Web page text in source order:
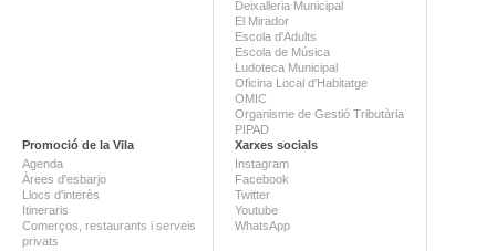
Deixalleria Municipal
El Mirador
Escola d'Adults
Escola de Música
Ludoteca Municipal
Oficina Local d'Habitatge
OMIC
Organisme de Gestió Tributària
PIPAD
Promoció de la Vila
Agenda
Àrees d'esbarjo
Llocs d'interès
Itineraris
Comerços, restaurants i serveis
privats
Xarxes socials
Instagram
Facebook
Twitter
Youtube
WhatsApp